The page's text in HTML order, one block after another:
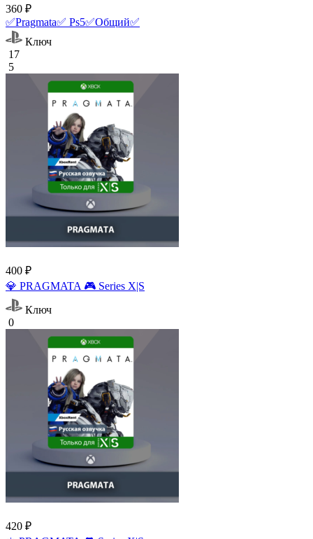
360 ₽
✅Pragmata✅ Ps5✅Общий✅
Ключ
17
5
400 ₽
💎 PRAGMATA 🎮 Series X|S
Ключ
0
420 ₽